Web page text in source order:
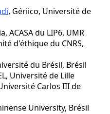
, Gériico, Université de
ACASA du LIP6, UMR
d'éthique du CNRS,
du Brésil, Brésil
Université de Lille
Carlos III de
University, Brésil